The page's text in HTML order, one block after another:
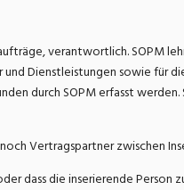
verantwortlich. SOPM
Dienstleistungen sowie für
durch SOPM erfasst
Vertragspartner zwischen
dass die inserierende